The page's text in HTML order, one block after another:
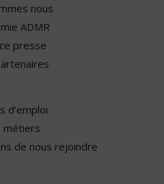
nous
ADMR
presse
d'emploi
métiers
de nous rejoindre